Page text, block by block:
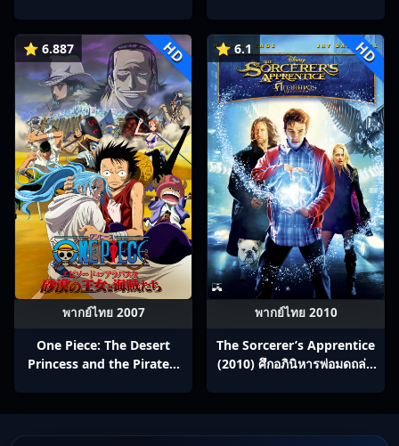
⭐ 6.887 HD
พากย์ไทย 2007
One Piece: The Desert
Princess and the Pirates:
เจ้าหญิงแห่งทะเลทรายและ
โจรสลัด
⭐ 6.1 HD
พากย์ไทย 2010
The Sorcerer’s Apprentice
(2010) ศึกอภินิหารพ่อมดถล่ม